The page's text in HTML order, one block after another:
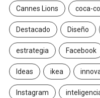
Cannes Lions coca-
Destacado Diseño
estrategia Facebook
Ideas ikea
Instagram